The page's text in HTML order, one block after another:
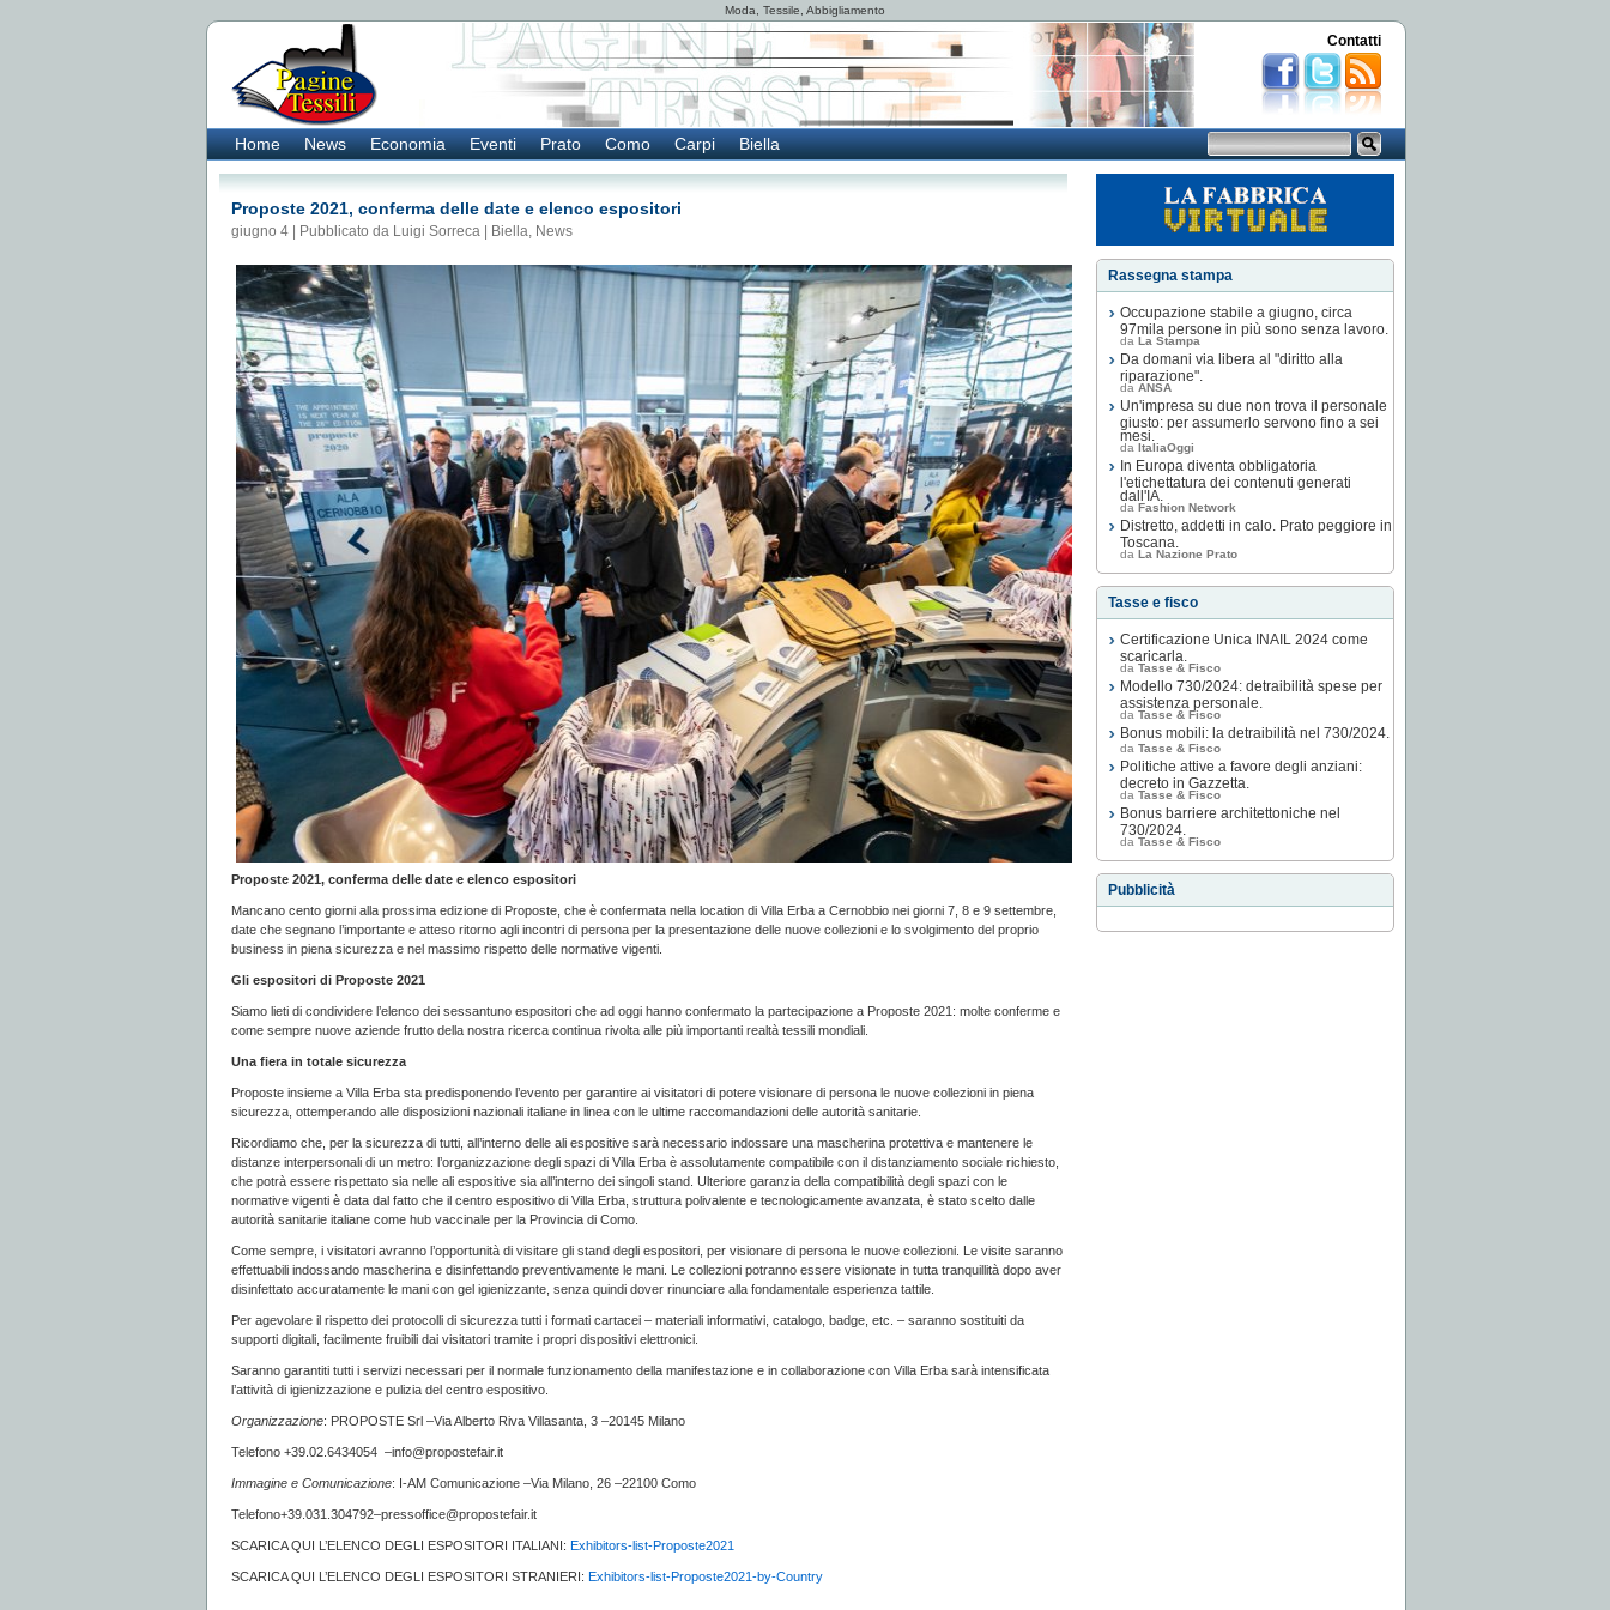
Moda, Tessile, Abbigliamento
Contatti
Home News Economia Eventi Prato Como Carpi Biella
Proposte 2021, conferma delle date e elenco espositori
giugno 4 | Pubblicato da Luigi Sorreca | Biella, News
Proposte 2021, conferma delle date e elenco espositori
Mancano cento giorni alla prossima edizione di Proposte, che è confermata nella location di Villa Erba a Cernobbio nei giorni 7, 8 e 9 settembre,
date che segnano l’importante e atteso ritorno agli incontri di persona per la presentazione delle nuove collezioni e lo svolgimento del proprio
business in piena sicurezza e nel massimo rispetto delle normative vigenti.
Gli espositori di Proposte 2021
Siamo lieti di condividere l’elenco dei sessantuno espositori che ad oggi hanno confermato la partecipazione a Proposte 2021: molte conferme e
come sempre nuove aziende frutto della nostra ricerca continua rivolta alle più importanti realtà tessili mondiali.
Una fiera in totale sicurezza
Proposte insieme a Villa Erba sta predisponendo l’evento per garantire ai visitatori di potere visionare di persona le nuove collezioni in piena
sicurezza, ottemperando alle disposizioni nazionali italiane in linea con le ultime raccomandazioni delle autorità sanitarie.
Ricordiamo che, per la sicurezza di tutti, all’interno delle ali espositive sarà necessario indossare una mascherina protettiva e mantenere le
distanze interpersonali di un metro: l’organizzazione degli spazi di Villa Erba è assolutamente compatibile con il distanziamento sociale richiesto,
che potrà essere rispettato sia nelle ali espositive sia all’interno dei singoli stand. Ulteriore garanzia della compatibilità degli spazi con le
normative vigenti è data dal fatto che il centro espositivo di Villa Erba, struttura polivalente e tecnologicamente avanzata, è stato scelto dalle
autorità sanitarie italiane come hub vaccinale per la Provincia di Como.
Come sempre, i visitatori avranno l’opportunità di visitare gli stand degli espositori, per visionare di persona le nuove collezioni. Le visite saranno
effettuabili indossando mascherina e disinfettando preventivamente le mani. Le collezioni potranno essere visionate in tutta tranquillità dopo aver
disinfettato accuratamente le mani con gel igienizzante, senza quindi dover rinunciare alla fondamentale esperienza tattile.
Per agevolare il rispetto dei protocolli di sicurezza tutti i formati cartacei – materiali informativi, catalogo, badge, etc. – saranno sostituiti da
supporti digitali, facilmente fruibili dai visitatori tramite i propri dispositivi elettronici.
Saranno garantiti tutti i servizi necessari per il normale funzionamento della manifestazione e in collaborazione con Villa Erba sarà intensificata
l’attività di igienizzazione e pulizia del centro espositivo.
Organizzazione: PROPOSTE Srl –Via Alberto Riva Villasanta, 3 –20145 Milano
Telefono +39.02.6434054 –info@propostefair.it
Immagine e Comunicazione: I-AM Comunicazione –Via Milano, 26 –22100 Como
Telefono+39.031.304792–pressoffice@propostefair.it
SCARICA QUI L’ELENCO DEGLI ESPOSITORI ITALIANI: Exhibitors-list-Proposte2021
SCARICA QUI L’ELENCO DEGLI ESPOSITORI STRANIERI: Exhibitors-list-Proposte2021-by-Country
Rassegna stampa
Occupazione stabile a giugno, circa
97mila persone in più sono senza lavoro.
da La Stampa
Da domani via libera al "diritto alla
riparazione".
da ANSA
Un'impresa su due non trova il personale
giusto: per assumerlo servono fino a sei
mesi.
da ItaliaOggi
In Europa diventa obbligatoria
l'etichettatura dei contenuti generati
dall'IA.
da Fashion Network
Distretto, addetti in calo. Prato peggiore in
Toscana.
da La Nazione Prato
Tasse e fisco
Certificazione Unica INAIL 2024 come
scaricarla.
da Tasse & Fisco
Modello 730/2024: detraibilità spese per
assistenza personale.
da Tasse & Fisco
Bonus mobili: la detraibilità nel 730/2024.
da Tasse & Fisco
Politiche attive a favore degli anziani:
decreto in Gazzetta.
da Tasse & Fisco
Bonus barriere architettoniche nel
730/2024.
da Tasse & Fisco
Pubblicità